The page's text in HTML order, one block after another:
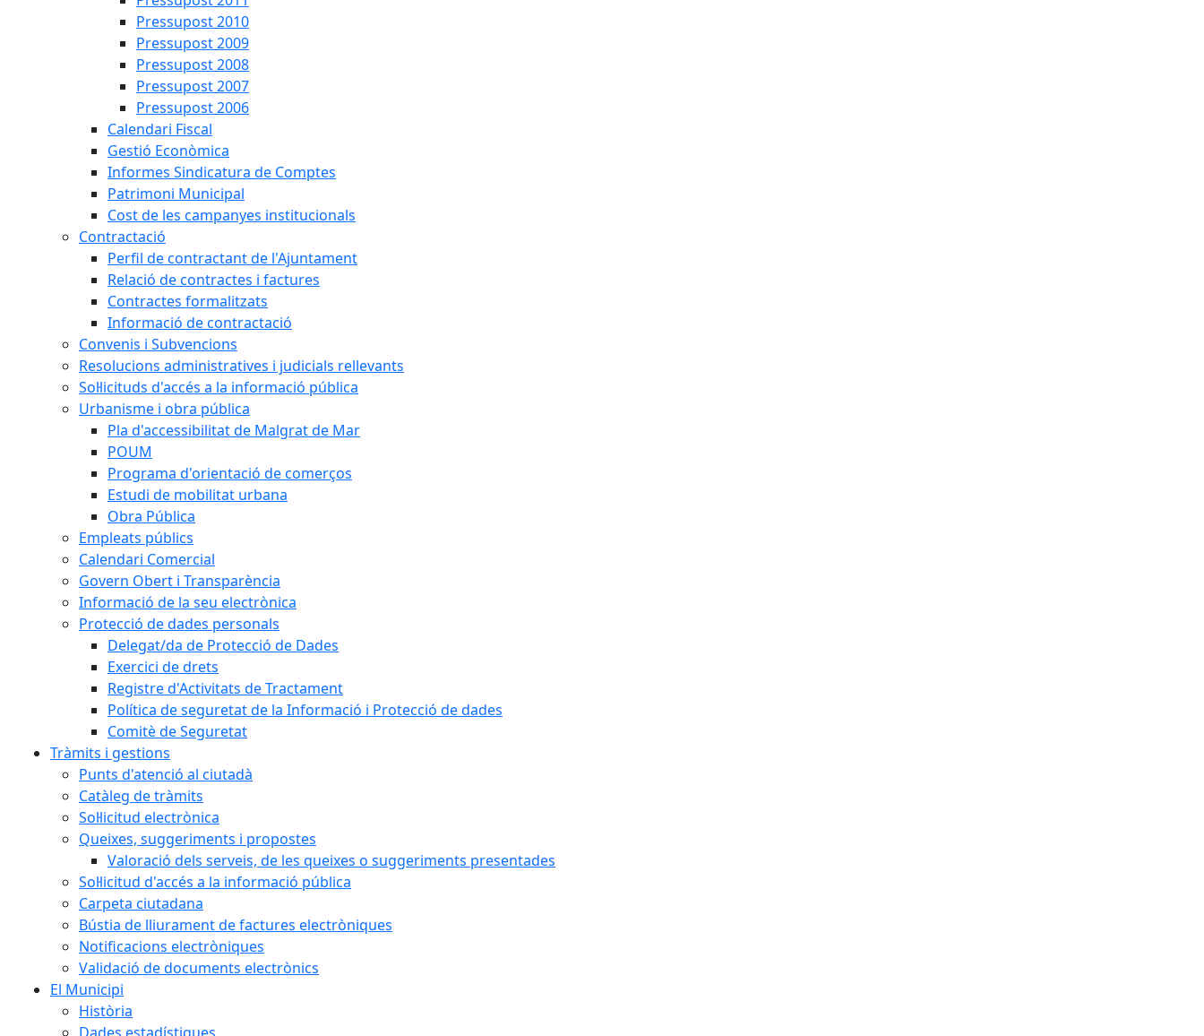
Pressupost 2010
Pressupost 2009
Pressupost 2008
Pressupost 2007
Pressupost 2006
Calendari Fiscal
Gestió Econòmica
Informes Sindicatura de Comptes
Patrimoni Municipal
Cost de les campanyes institucionals
Contractació
Perfil de contractant de l'Ajuntament
Relació de contractes i factures
Contractes formalitzats
Informació de contractació
Convenis i Subvencions
Resolucions administratives i judicials rellevants
Sol·licituds d'accés a la informació pública
Urbanisme i obra pública
Pla d'accessibilitat de Malgrat de Mar
POUM
Programa d'orientació de comerços
Estudi de mobilitat urbana
Obra Pública
Empleats públics
Calendari Comercial
Govern Obert i Transparència
Informació de la seu electrònica
Protecció de dades personals
Delegat/da de Protecció de Dades
Exercici de drets
Registre d'Activitats de Tractament
Política de seguretat de la Informació i Protecció de dades
Comitè de Seguretat
Tràmits i gestions
Punts d'atenció al ciutadà
Catàleg de tràmits
Sol·licitud electrònica
Queixes, suggeriments i propostes
Valoració dels serveis, de les queixes o suggeriments presentades
Sol·licitud d'accés a la informació pública
Carpeta ciutadana
Bústia de lliurament de factures electròniques
Notificacions electròniques
Validació de documents electrònics
El Municipi
Història